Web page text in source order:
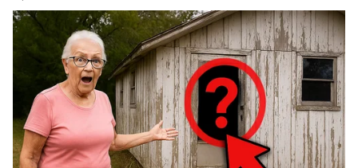
ತನ್ನ ಚೂಡಿದಾರದ ಶಾಲಿನಿಂದ ಕೈಯನ್ನು ಮುಚ್ಚಿಕೊಂಡು,
ಪ್ರಯಾಣಿಕರ ಬ್ಯಾಗಿನೊಳಗೆ ಕೈ ಹಾಕಿ ಪರ್ಸ್ ಎಗರಿಸಿದ್ದಳು.
ನಂತರ ಏನೂ ಗೊತ್ತಿಲ್ಲದವಳಂತೆ ನಿಂತುಕೊಂಡಿದ್ದಳು. ಬಸ್
ನಿಂತಾಗ, ಮೊದಲು ಸಂತ್ರಸ್ತ ಮಹಿಳೆ ಇಳಿದು, ಅವರ